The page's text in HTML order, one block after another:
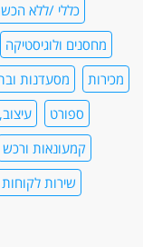
כללי /ללא
מחסנים ולוגיסטיקה
מכירות
מסעדנות
ספורט
קמעונאות ורכש
שירות לקוחות